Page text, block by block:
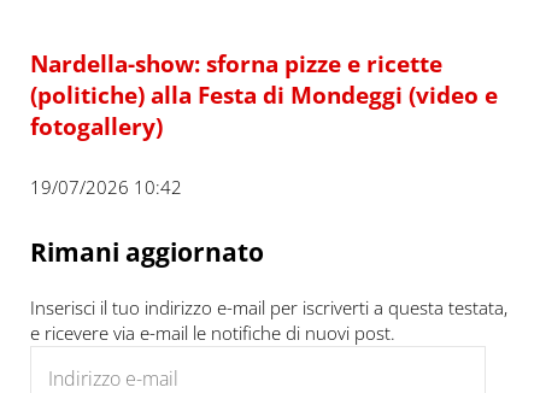
Nardella-show: sforna pizze e ricette
(politiche) alla Festa di Mondeggi (video e
fotogallery)
19/07/2026 10:42
Rimani aggiornato
Inserisci il tuo indirizzo e-mail per iscriverti a questa testata,
e ricevere via e-mail le notifiche di nuovi post.